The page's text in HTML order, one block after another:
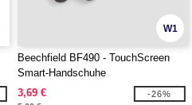
W1
Beechfield BF490 - TouchScreen
Smart-Handschuhe
3,69 €
-26%